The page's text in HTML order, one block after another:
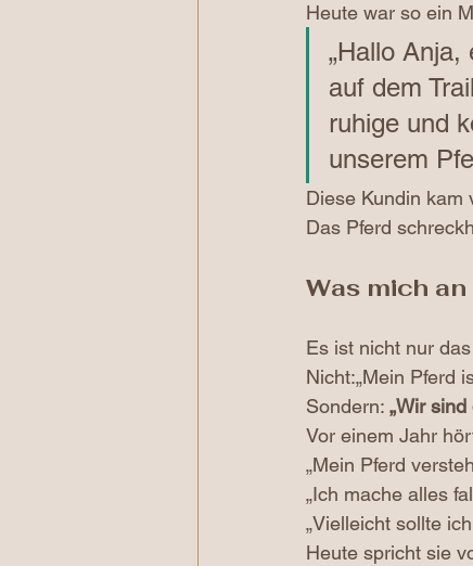
Heute war so ein
„Hallo
auf dem
ruhige und
unserem
Diese Kundin kam
Das Pferd
Was mich
Es ist nicht nur
Nicht:„Mein Pferd
Sondern: „Wir
Vor einem Jahr
„Mein Pferd
„Ich mache alles
„Vielleicht sollte
Heute spricht sie